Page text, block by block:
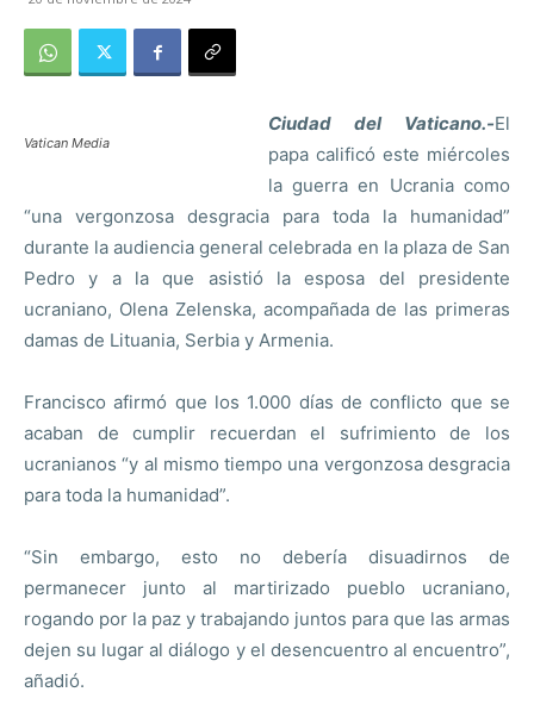
Vatican Media
Ciudad del Vaticano.-El
papa calificó este miércoles
la guerra en Ucrania como
“una vergonzosa desgracia para toda la humanidad”
durante la audiencia general celebrada en la plaza de San
Pedro y a la que asistió la esposa del presidente
ucraniano, Olena Zelenska, acompañada de las primeras
damas de Lituania, Serbia y Armenia.
Francisco afirmó que los 1.000 días de conflicto que se
acaban de cumplir recuerdan el sufrimiento de los
ucranianos “y al mismo tiempo una vergonzosa desgracia
para toda la humanidad”.
“Sin embargo, esto no debería disuadirnos de
permanecer junto al martirizado pueblo ucraniano,
rogando por la paz y trabajando juntos para que las armas
dejen su lugar al diálogo y el desencuentro al encuentro”,
añadió.